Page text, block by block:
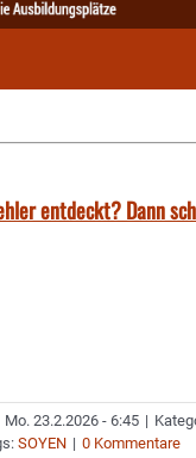
entdeckt? Dann
Mo. 23.2.2026 - 6:45 |
SOYEN | 0 Kommentare